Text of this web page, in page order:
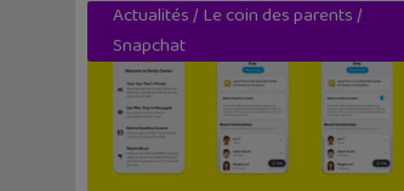
Actualités/ Le coin des parents/
Snapchat